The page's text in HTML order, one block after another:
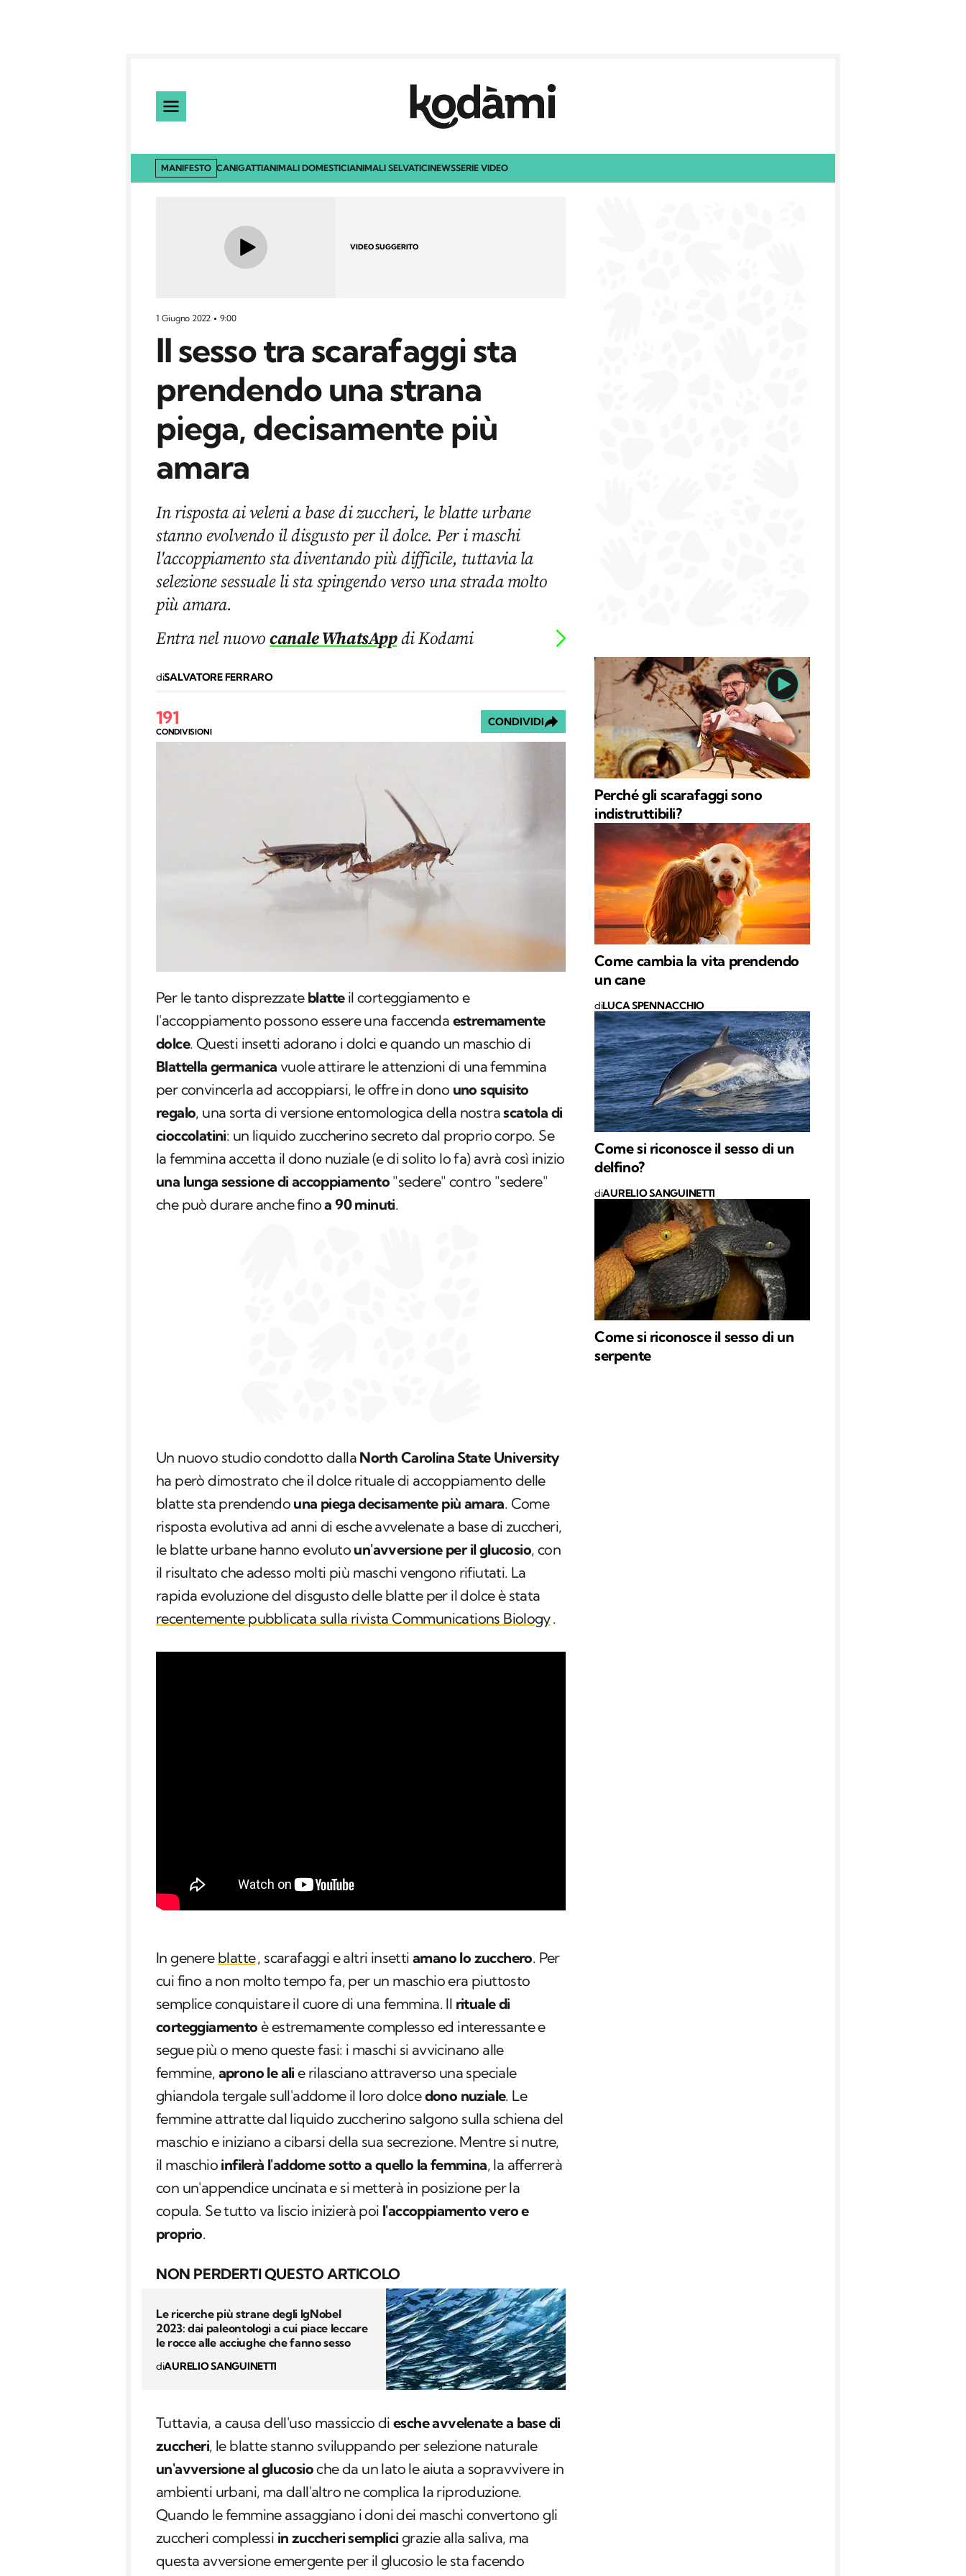
MANIFESTO CANIGATTIANIMALI DOMESTICIANIMALI SELVATICINEWSSERIE VIDEO
VIDEO SUGGERITO
1 Giugno 2022 9:00
Il sesso tra scarafaggi sta
prendendo una strana
piega, decisamente più
amara
In risposta ai veleni a base di zuccheri, le blatte urbane
stanno evolvendo il disgusto per il dolce. Per i maschi
l'accoppiamento sta diventando più difficile, tuttavia la
selezione sessuale li sta spingendo verso una strada molto
più amara.
Entra nel nuovocanale WhatsAppdi Kodami
diSALVATORE FERRARO
191
CONDIVISIONI
CONDIVIDI
Per le tanto disprezzate blatteil corteggiamento e
l'accoppiamento possono essere una faccenda estremamente
dolce. Questi insetti adorano i dolci e quando un maschio di
Blattella germanica vuole attirare le attenzioni di una femmina
per convincerla ad accoppiarsi, le offre in dono uno squisito
regalo, una sorta di versione entomologica della nostrascatola di
cioccolatini: un liquido zuccherino secreto dal proprio corpo. Se
la femmina accetta il dono nuziale (e di solito lo fa) avrà così inizio
una lunga sessione di accoppiamento "sedere" contro "sedere"
che può durare anche finoa 90 minuti.
Un nuovo studio condotto dalla North Carolina State University
ha però dimostrato che il dolce rituale di accoppiamento delle
blatte sta prendendo una piega decisamente più amara. Come
risposta evolutiva ad anni di esche avvelenate a base di zuccheri,
le blatte urbane hanno evoluto un'avversione per il glucosio, con
il risultato che adesso molti più maschi vengono rifiutati. La
rapida evoluzione del disgusto delle blatte per il dolce è stata
recentemente pubblicata sulla rivistaCommunications Biology.
In genere blatte, scarafaggi e altri insettiamano lo zucchero. Per
cui fino a non molto tempo fa, per un maschio era piuttosto
semplice conquistare il cuore di una femmina. Il rituale di
corteggiamento è estremamente complesso ed interessante e
segue più o meno queste fasi: i maschi si avvicinano alle
femmine, aprono le ali e rilasciano attraverso una speciale
ghiandola tergale sull'addome il loro dolcedono nuziale. Le
femmine attratte dal liquido zuccherino salgono sulla schiena del
maschio e iniziano a cibarsi della sua secrezione. Mentre si nutre,
il maschio infilerà l'addome sotto a quello la femmina, la afferrerà
con un'appendice uncinata e si metterà in posizione per la
copula. Se tutto va liscio inizierà poi l'accoppiamento vero e
proprio.
NON PERDERTI QUESTO ARTICOLO
Le ricerche più strane degli IgNobel
2023: dai paleontologi a cui piace leccare
le rocce alle acciughe che fanno sesso
diAURELIO SANGUINETTI
Tuttavia, a causa dell'uso massiccio di esche avvelenate a base di
zuccheri, le blatte stanno sviluppando per selezione naturale
un'avversione al glucosioche da un lato le aiuta a sopravvivere in
ambienti urbani, ma dall'altro ne complica la riproduzione.
Quando le femmine assaggiano i doni dei maschi convertono gli
zuccheri complessi in zuccheri semplici grazie alla saliva, ma
questa avversione emergente per il glucosio le sta facendo
Perché gli scarafaggi sono
indistruttibili?
⁠Come cambia la vita prendendo
un cane
diLUCA SPENNACCHIO
Come si riconosce il sesso di un
delfino?
diAURELIO SANGUINETTI
Come si riconosce il sesso di un
serpente